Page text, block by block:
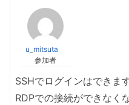
u_mitsuta
参加者
SSHでログインはできます
RDPでの接続ができなく